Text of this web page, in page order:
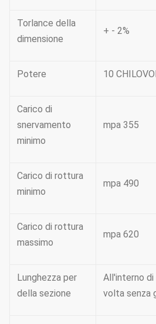
Torlance della
dimensione
+ - 2%
Potere 10
Carico di
snervamento
minimo
mpa 355
Carico di rottura
minimo
mpa 490
Carico di rottura
massimo
mpa 620
Lunghezza per
della sezione
All'interno di
volta senza